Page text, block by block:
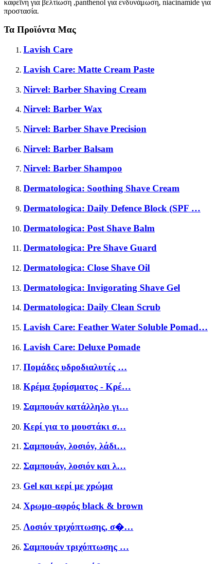
καφεΐνη για βελτίωση ,panthenol για ενδυνάμωση, niacinamide για
προστασία.
Τα Προϊόντα Μας
Lavish Care
Lavish Care: Matte Cream Paste
Nirvel: Barber Shaving Cream
Nirvel: Barber Wax
Nirvel: Barber Shave Precision
Nirvel: Barber Balsam
Nirvel: Barber Shampoo
Dermatologica: Soothing Shave Cream
Dermatologica: Daily Defence Block (SPF …
Dermatologica: Post Shave Balm
Dermatologica: Pre Shave Guard
Dermatologica: Close Shave Oil
Dermatologica: Invigorating Shave Gel
Dermatologica: Daily Clean Scrub
Lavish Care: Feather Water Soluble Pomad…
Lavish Care: Deluxe Pomade
Πομάδες υδροδιαλυτές …
Κρέμα ξυρίσματος - Κρέ…
Σαμπουάν κατάλληλο γι…
Κερί για το μουστάκι σ…
Σαμπουάν, λοσιόν, λάδι…
Σαμπουάν, λοσιόν και λ…
Gel και κερί με χρώμα
Χρωμο-αφρός black & brown
Λοσιόν τριχόπτωσης, σ�…
Σαμπουάν τριχόπτωσης …